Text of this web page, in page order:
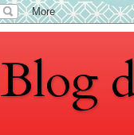
Blog